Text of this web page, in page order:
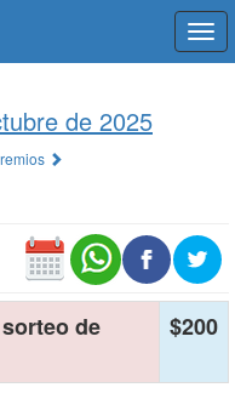
de 2025
de
$200